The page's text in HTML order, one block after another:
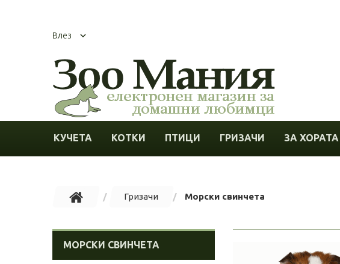
Влез
КУЧЕТА КОТКИ ПТИЦИ ГРИЗАЧИ ЗА ХОРАТА
Гризачи Морски свинчета
МОРСКИ СВИНЧЕТА